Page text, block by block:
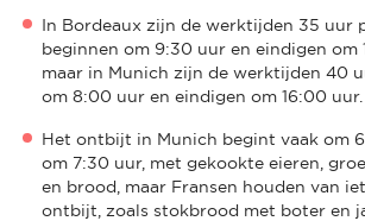
In Bordeaux zijn de werktijden 35 uur
beginnen om 9:30 uur en eindigen om
maar in Munich zijn de werktijden 40
om 8:00 uur en eindigen om 16:00 uur.
Het ontbijt in Munich begint vaak om
om 7:30 uur, met gekookte eieren,
en brood, maar Fransen houden van
ontbijt, zoals stokbrood met boter en